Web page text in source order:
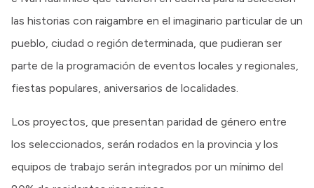
las historias con raigambre en el imaginario particular de un
pueblo, ciudad o región determinada, que pudieran ser
parte de la programación de eventos locales y regionales,
fiestas populares, aniversarios de localidades.
Los proyectos, que presentan paridad de género entre
los seleccionados, serán rodados en la provincia y los
equipos de trabajo serán integrados por un mínimo del